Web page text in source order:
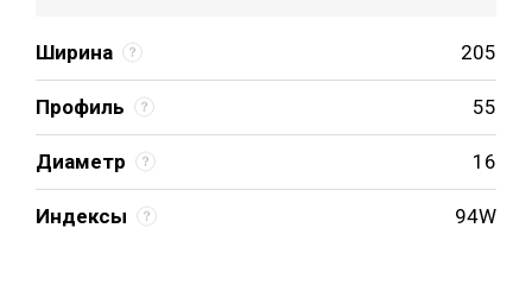
Ширина 205
Профиль 55
Диаметр 16
Индексы 94W